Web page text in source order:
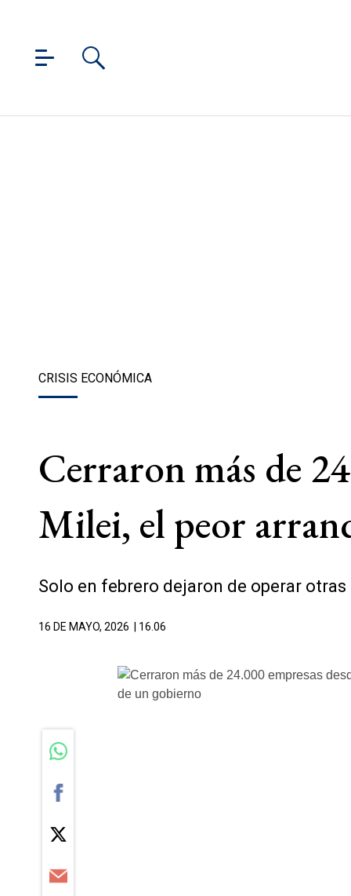
CRISIS ECONÓMICA
Cerraron más de
Milei, el peor
Solo en febrero dejaron de operar
16 DE MAYO, 2026 | 16.06